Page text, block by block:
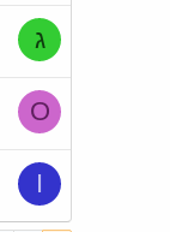
ג
O
I